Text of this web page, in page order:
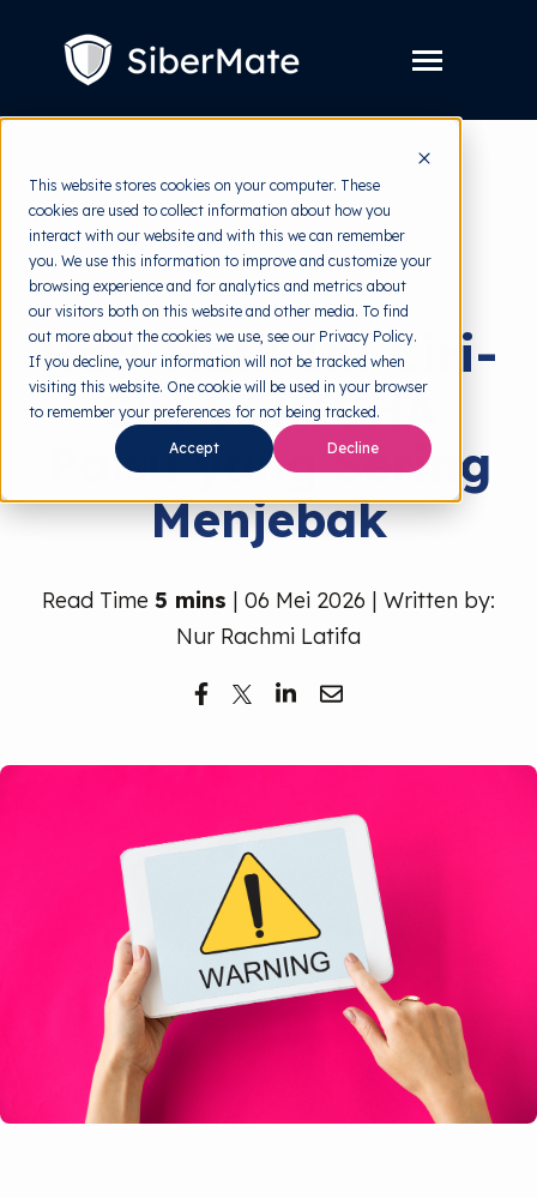
This website stores cookies on your computer. These
cookies are used to collect information about how you
interact with our website and with this we can remember
you. We use this information to improve and customize your
browsing experience and for analytics and metrics about
our visitors both on this website and other media. To find
out more about the cookies we use, see our Privacy Policy.
If you decline, your information will not be tracked when
visiting this website. One cookie will be used in your browser
to remember your preferences for not being tracked.
Accept Decline
Toggle
Layanan
children
for
Layanan
Harga
Resources Toggle
children
for
Resources
Tools Gratis Toggle
children
for
Tools
Tentang
Coba Gratis
back to HRMI
Ancaman Siber
Hati-Hati! Ini Ciri-
Ciri CAPTCHA
Palsu yang Sering
Menjebak
Read Time 5 mins | 06 Mei 2026 | Written by:
Nur Rachmi Latifa